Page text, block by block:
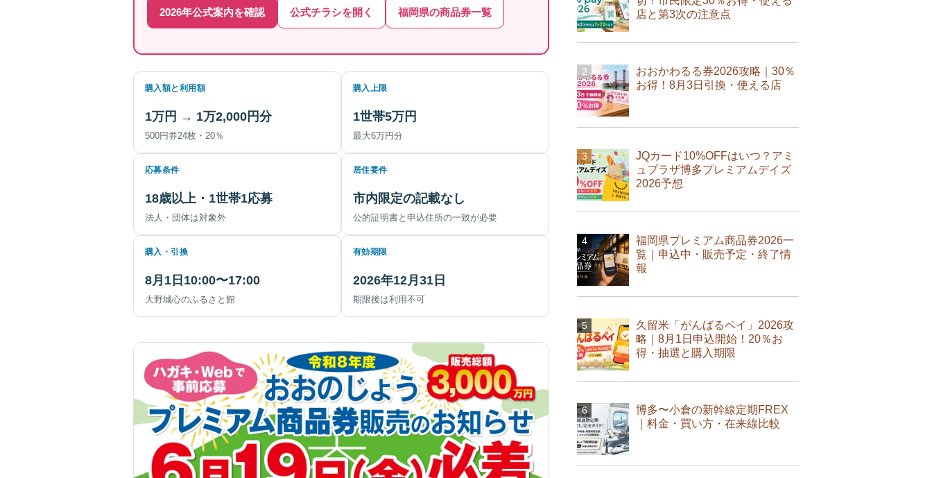
2026年公式案内を確認 公式チラシを開く 福岡県の商品券一覧
購入額と利用額
1万円 → 1万2,000円分
500円券24枚・20％
購入上限
1世帯5万円
最大6万円分
応募条件
18歳以上・1世帯1応募
法人・団体は対象外
居住要件
市内限定の記載なし
公的証明書と申込住所の一致が必要
購入・引換
8月1日10:00〜17:00
大野城心のふるさと館
有効期限
2026年12月31日
期限後は利用不可
店と第3次の注意点
おおかわるる券2026攻略｜30％
お得！8月3日引換・使える店
JQカード10%OFFはいつ？アミ
ュプラザ博多プレミアムデイズ
2026予想
福岡県プレミアム商品券2026一
覧｜申込中・販売予定・終了情
報
久留米「がんばるペイ」2026攻
略｜8月1日申込開始！20％お
得・抽選と購入期限
博多〜小倉の新幹線定期FREX
｜料金・買い方・在来線比較